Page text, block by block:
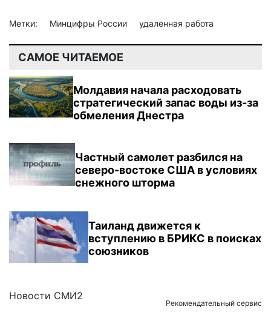
Метки: Минцифры России удаленная работа
САМОЕ ЧИТАЕМОЕ
Молдавия начала расходовать
стратегический запас воды из-за
обмеления Днестра
Частный самолет разбился на
северо-востоке США в условиях
снежного шторма
Таиланд движется к
вступлению в БРИКС в поисках
союзников
Новости СМИ2
Рекомендательный сервис